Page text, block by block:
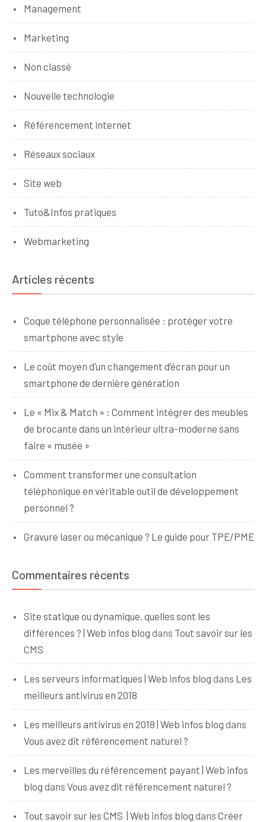
Management
Marketing
Non classé
Nouvelle technologie
Référencement internet
Réseaux sociaux
Site web
Tuto&Infos pratiques
Webmarketing
Articles récents
Coque téléphone personnalisée : protéger votre
smartphone avec style
Le coût moyen d’un changement d’écran pour un
smartphone de dernière génération
Le « Mix & Match » : Comment intégrer des meubles
de brocante dans un intérieur ultra-moderne sans
faire « musée »
Comment transformer une consultation
téléphonique en véritable outil de développement
personnel ?
Gravure laser ou mécanique ? Le guide pour TPE/PME
Commentaires récents
Site statique ou dynamique, quelles sont les
différences ? | Web infos blog dans Tout savoir sur les
CMS
Les serveurs informatiques | Web infos blog dans Les
meilleurs antivirus en 2018
Les meilleurs antivirus en 2018 | Web infos blog dans
Vous avez dit référencement naturel ?
Les merveilles du référencement payant | Web infos
blog dans Vous avez dit référencement naturel ?
Tout savoir sur les CMS | Web infos blog dans Créer